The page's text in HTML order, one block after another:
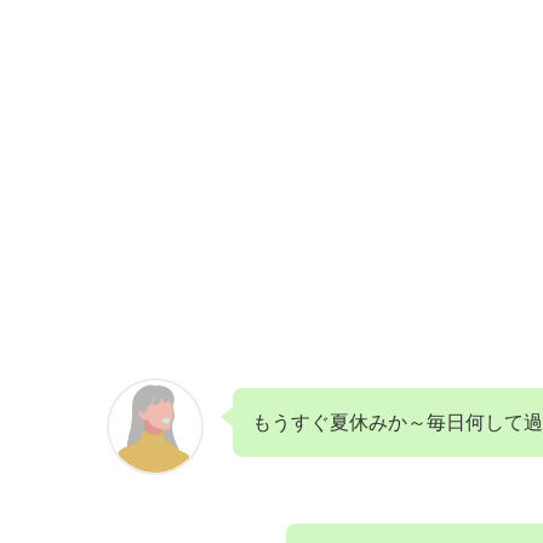
もうすぐ夏休みか～毎日何して過